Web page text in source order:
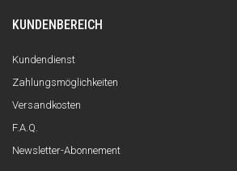
KUNDENBEREICH
Kundendienst
Zahlungsmöglichkeiten
Versandkosten
F.A.Q.
Newsletter-Abonnement